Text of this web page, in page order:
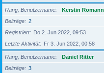
Rang, Benutzername
Kerstin Romann
Beiträge
2
Registriert
Do 2. Jun 2022, 09:53
Letzte Aktivität
Fr 3. Jun 2022, 00:58
Rang, Benutzername
Daniel Ritter
Beiträge
3